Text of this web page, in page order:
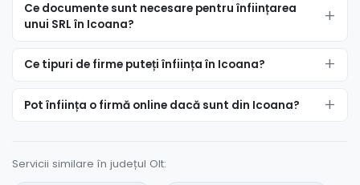
Ce documente sunt necesare pentru înființarea
unui SRL în Icoana?
Ce tipuri de firme puteți înființa în Icoana?
Pot înființa o firmă online dacă sunt din Icoana?
Servicii similare în județul Olt: